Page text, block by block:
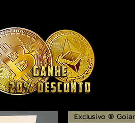
Exclusivo ®